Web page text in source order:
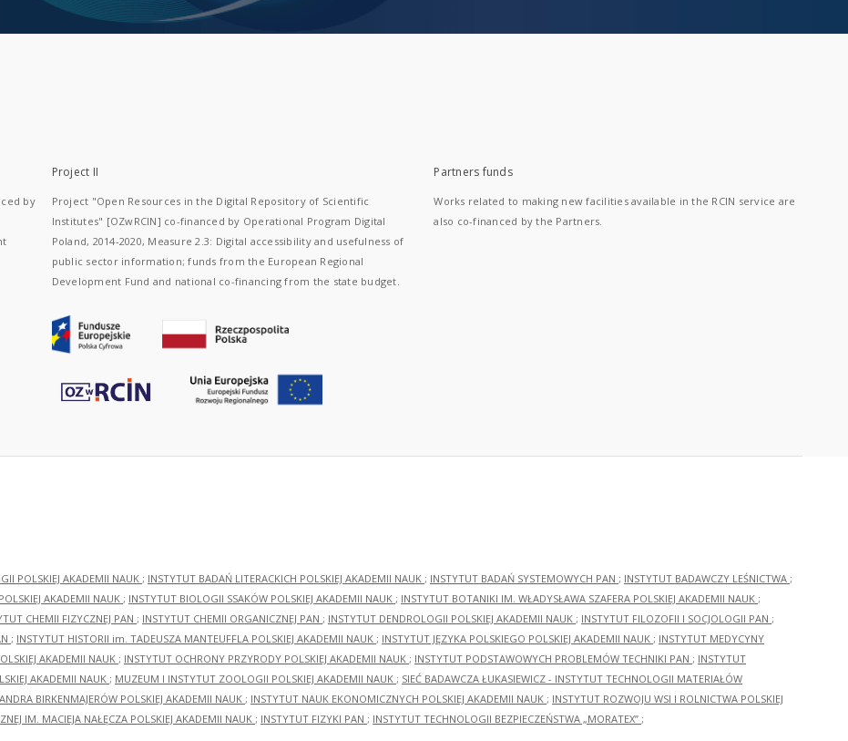
by
Project II
Project "Open Resources in the Digital Repository of Scientific
Institutes" [OZwRCIN] co-financed by Operational Program Digital
Poland, 2014-2020, Measure 2.3: Digital accessibility and usefulness of
public sector information; funds from the European Regional
Development Fund and national co-financing from the state budget.
Partners funds
Works related to making new facilities available in the RCIN service are
also co-financed by the Partners.
POLSKIEJ AKADEMII NAUK ; INSTYTUT BADAŃ LITERACKICH POLSKIEJ AKADEMII NAUK ; INSTYTUT BADAŃ SYSTEMOWYCH PAN ; INSTYTUT BADAWCZY LEŚNICTWA ;
AKADEMII NAUK ; INSTYTUT BIOLOGII SSAKÓW POLSKIEJ AKADEMII NAUK ; INSTYTUT BOTANIKI IM. WŁADYSŁAWA SZAFERA POLSKIEJ AKADEMII NAUK ;
CHEMII FIZYCZNEJ PAN ; INSTYTUT CHEMII ORGANICZNEJ PAN ; INSTYTUT DENDROLOGII POLSKIEJ AKADEMII NAUK ; INSTYTUT FILOZOFII I SOCJOLOGII PAN ;
; INSTYTUT HISTORII im. TADEUSZA MANTEUFFLA POLSKIEJ AKADEMII NAUK ; INSTYTUT JĘZYKA POLSKIEGO POLSKIEJ AKADEMII NAUK ; INSTYTUT MEDYCYNY
AKADEMII NAUK ; INSTYTUT OCHRONY PRZYRODY POLSKIEJ AKADEMII NAUK ; INSTYTUT PODSTAWOWYCH PROBLEMÓW TECHNIKI PAN ; INSTYTUT
AKADEMII NAUK ; MUZEUM I INSTYTUT ZOOLOGII POLSKIEJ AKADEMII NAUK ; SIEĆ BADAWCZA ŁUKASIEWICZ - INSTYTUT TECHNOLOGII MATERIAŁÓW
BIRKENMAJERÓW POLSKIEJ AKADEMII NAUK ; INSTYTUT NAUK EKONOMICZNYCH POLSKIEJ AKADEMII NAUK ; INSTYTUT ROZWOJU WSI I ROLNICTWA POLSKIEJ
IM. MACIEJA NAŁĘCZA POLSKIEJ AKADEMII NAUK ; INSTYTUT FIZYKI PAN ; INSTYTUT TECHNOLOGII BEZPIECZEŃSTWA „MORATEX” ;